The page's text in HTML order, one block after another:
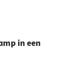
in een